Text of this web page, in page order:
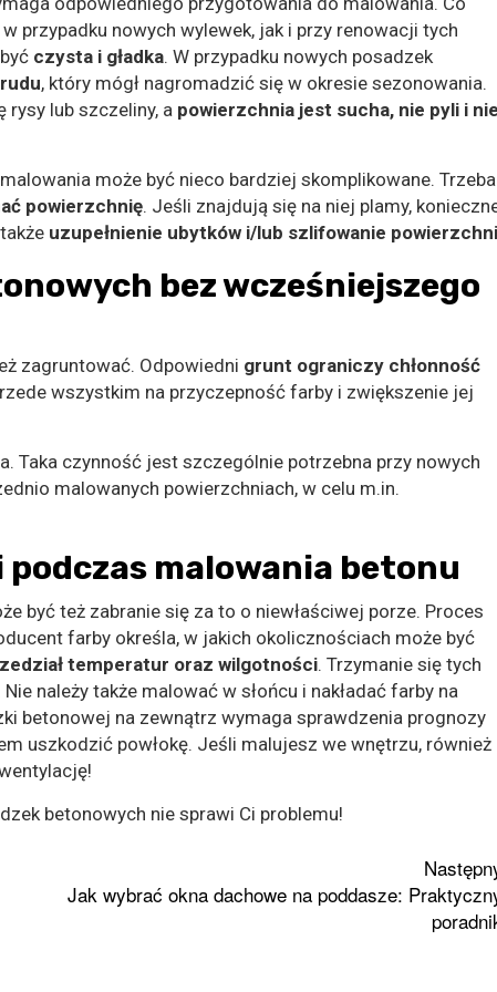
przypadku nowych wylewek, jak i przy renowacji tych
czysta i gładka. W przypadku nowych posadzek
, który mógł nagromadzić się w okresie sezonowania.
rysy lub szczeliny, a powierzchnia jest sucha, nie pyli i nie
może być nieco bardziej skomplikowane. Trzeba
powierzchnię. Jeśli znajdują się na niej plamy,
uzupełnienie ubytków i/lub szlifowanie powierzchni
bez wcześniejszego
zagruntować. Odpowiedni grunt ograniczy chłonność
wszystkim na przyczepność farby i zwiększenie jej
Taka czynność jest szczególnie potrzebna przy nowych
malowanych powierzchniach, w celu m.in.
malowania betonu
być też zabranie się za to o niewłaściwej porze. Proces
farby określa, w jakich okolicznościach może być
temperatur oraz wilgotności. Trzymanie się tych
należy także malować w słońcu i nakładać farby na
betonowej na zewnątrz wymaga sprawdzenia prognozy
uszkodzić powłokę. Jeśli malujesz we wnętrzu, również
betonowych nie sprawi Ci problemu!
Jak wybrać okna dachowe na poddasze: